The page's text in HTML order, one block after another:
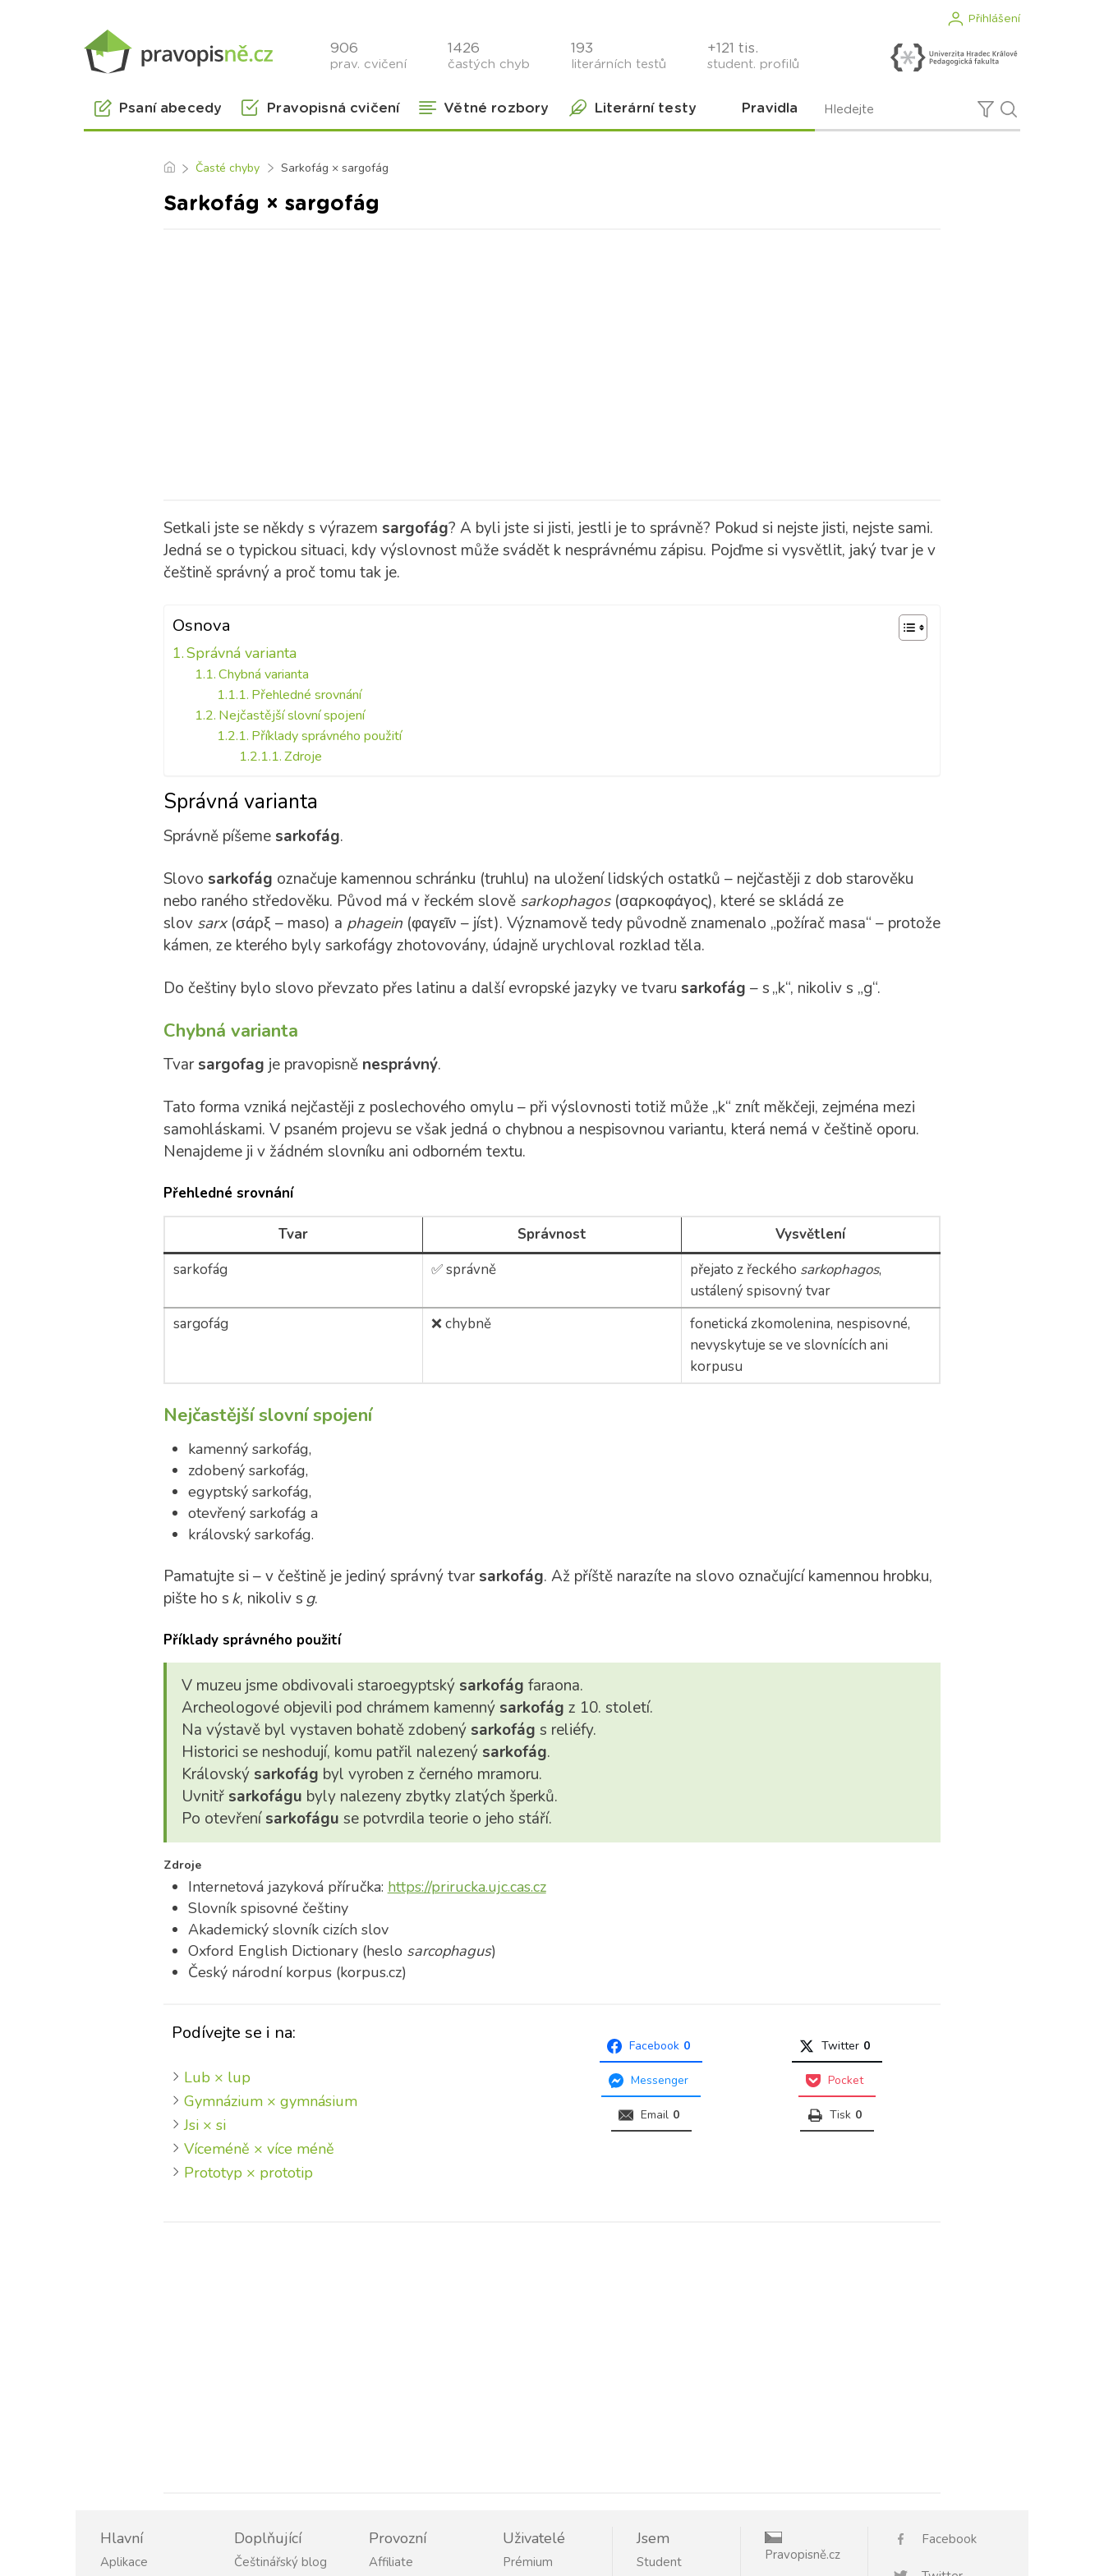
Přihlášení
906
prav. cvičení
1426
častých chyb
193
literárních testů
+121 tis.
student. profilů
Psaní abecedy Pravopisná cvičení Větné rozbory Literární testy Pravidla
Časté chyby Sarkofág × sargofág
Sarkofág × sargofág
Setkali jste se někdy s výrazem sargofág? A byli jste si jisti, jestli je to správně? Pokud si nejste jisti, nejste sami.
Jedná se o typickou situaci, kdy výslovnost může svádět k nesprávnému zápisu. Pojďme si vysvětlit, jaký tvar je v
češtině správný a proč tomu tak je.
Osnova
Správná varianta
Chybná varianta
Přehledné srovnání
Nejčastější slovní spojení
Příklady správného použití
Zdroje
Správná varianta
Správně píšeme sarkofág.
Slovo sarkofág označuje kamennou schránku (truhlu) na uložení lidských ostatků – nejčastěji z dob starověku
nebo raného středověku. Původ má v řeckém slově sarkophagos(σαρκοφάγος), které se skládá ze
slov sarx(σάρξ – maso) a phagein(φαγεῖν – jíst). Významově tedy původně znamenalo „požírač masa“ – protože
kámen, ze kterého byly sarkofágy zhotovovány, údajně urychloval rozklad těla.
Do češtiny bylo slovo převzato přes latinu a další evropské jazyky ve tvaru sarkofág – s „k“, nikoliv s „g“.
Chybná varianta
Tvarsargofag je pravopisně nesprávný.
Tato forma vzniká nejčastěji z poslechového omylu – při výslovnosti totiž může „k“ znít měkčeji, zejména mezi
samohláskami. V psaném projevu se však jedná o chybnou a nespisovnou variantu, která nemá v češtině oporu.
Nenajdeme ji v žádném slovníku ani odborném textu.
Přehledné srovnání
Tvar Správnost
Vysvětlení
sarkofág
✅ správně přejato z řeckého sarkophagos,
ustálený spisovný tvar
sargofág
❌ chybně
fonetická zkomolenina, nespisovné,
nevyskytuje se ve slovnících ani
korpusu
Nejčastější slovní spojení
kamenný sarkofág,
zdobený sarkofág,
egyptský sarkofág,
otevřený sarkofág a
královský sarkofág.
Pamatujte si – v češtině je jediný správný tvarsarkofág. Až příště narazíte na slovo označující kamennou hrobku,
pište ho sk, nikoliv s g.
Příklady správného použití
V muzeu jsme obdivovali staroegyptský sarkofág faraona.
Archeologové objevili pod chrámem kamenný sarkofág z 10. století.
Na výstavě byl vystaven bohatě zdobený sarkofág s reliéfy.
Historici se neshodují, komu patřil nalezený sarkofág.
Královský sarkofág byl vyroben z černého mramoru.
Uvnitř sarkofágu byly nalezeny zbytky zlatých šperků.
Po otevřenísarkofágu se potvrdila teorie o jeho stáří.
Zdroje
Internetová jazyková příručka: https://prirucka.ujc.cas.cz
Slovník spisovné češtiny
Akademický slovník cizích slov
Oxford English Dictionary (heslo sarcophagus)
Český národní korpus (korpus.cz)
Podívejte se i na:
Lub × lup
Gymnázium × gymnásium
Jsi × si
Víceméně × více méně
Prototyp × prototip
Facebook 0 Twitter 0
Messenger Pocket
Email 0 Tisk 0
Hlavní
Aplikace
Doplňující
Češtinářský blog
Provozní
Affiliate
Uživatelé
Prémium
Jsem
Student Pravopisně.cz
Facebook